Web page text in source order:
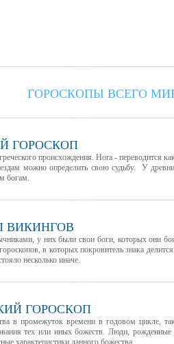
ГОРОСКОПЫ ВСЕГО
ГОРОСКОП
происхождения. Hora - переводится
можно определить свою судьбу. У
богам.
ВИКИНГОВ
у них были свои боги, которых они
в которых покровитель знака
несколько иначе.
ГОРОСКОП
в промежуток времени в годовом цикле,
тех или иных божеств. Люди,
характеристики данного божества.